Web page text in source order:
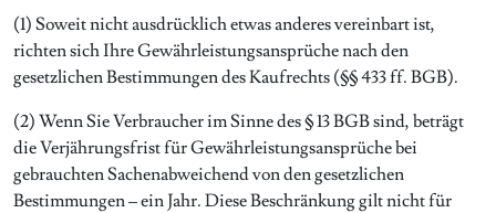
(1) Soweit nicht ausdrücklich etwas anderes vereinbart ist,
richten sich Ihre Gewährleistungsansprüche nach den
gesetzlichen Bestimmungen des Kaufrechts (§§ 433 ff. BGB).
(2) Wenn Sie Verbraucher im Sinne des § 13 BGB sind, beträgt
die Verjährungsfrist für Gewährleistungsansprüche bei
gebrauchten Sachenabweichend von den gesetzlichen
Bestimmungen – ein Jahr. Diese Beschränkung gilt nicht für